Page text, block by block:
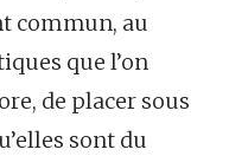
commun, au
que l’on
de placer sous
sont du